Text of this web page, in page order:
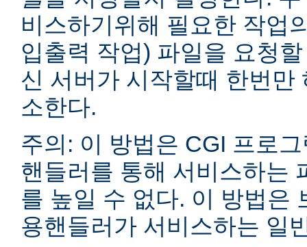
비스하기위해 필요한 작업
입출력 작업) 파일을 요청
신 서버가 시작할때 한번만
소한다.
주의: 이 방법은 CGI 프로
핸들러를 통해 서비스하는
를 높일 수 없다. 이 방법은
용핸들러가 서비스하는 일